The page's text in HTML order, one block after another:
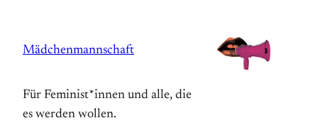
springen
Mädchenmannschaft
Für Feminist*innen und alle, die
es werden wollen.